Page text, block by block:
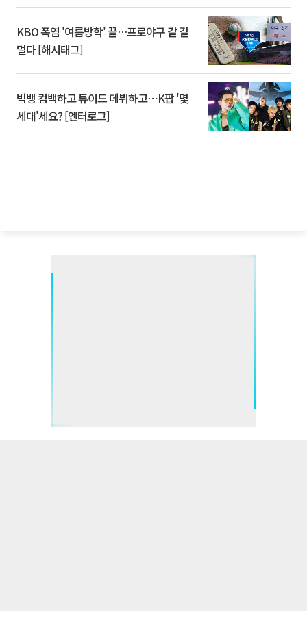
KBO 폭염 '여름방학' 끝…프로야구 갈 길
멀다 [해시태그]
빅뱅 컴백하고 튜이드 데뷔하고⋯K팝 '몇
세대'세요? [엔터로그]